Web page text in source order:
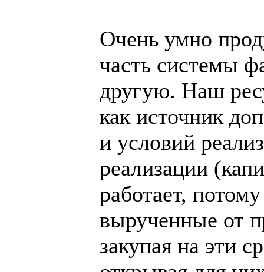
Очень умно
часть системы
другую. Наш
как источник
и условий
реализации
работает,
вырученные от
закупая на эти